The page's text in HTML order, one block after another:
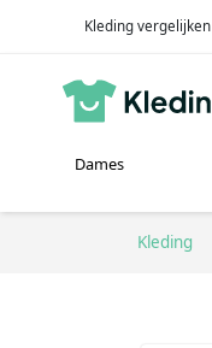
Kleding vergelijken
Dames
Kleding